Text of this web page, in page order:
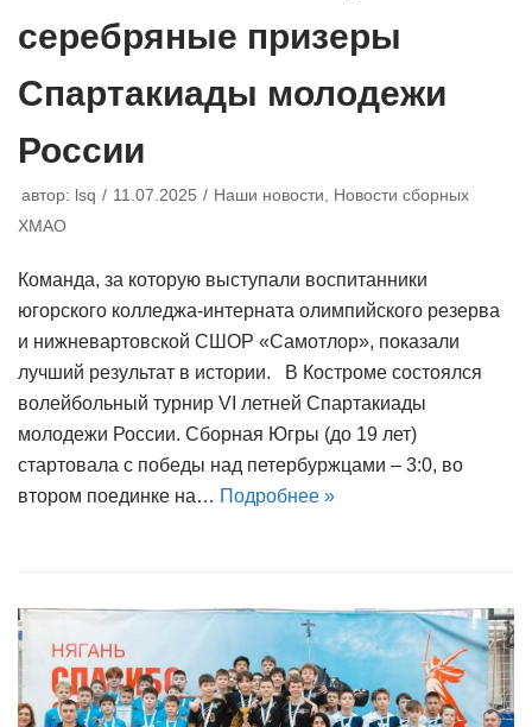
серебряные призеры
Спартакиады молодежи
России
автор: lsq 11.07.2025 Наши новости
Новости сборных
ХМАО
Команда, за которую выступали воспитанники
югорского колледжа-интерната олимпийского резерва
и нижневартовской СШОР «Самотлор», показали
лучший результат в истории. В Костроме состоялся
волейбольный турнир VI летней Спартакиады
молодежи России. Сборная Югры (до 19 лет)
стартовала с победы над петербуржцами – 3:0, во
втором поединке на… Подробнее »